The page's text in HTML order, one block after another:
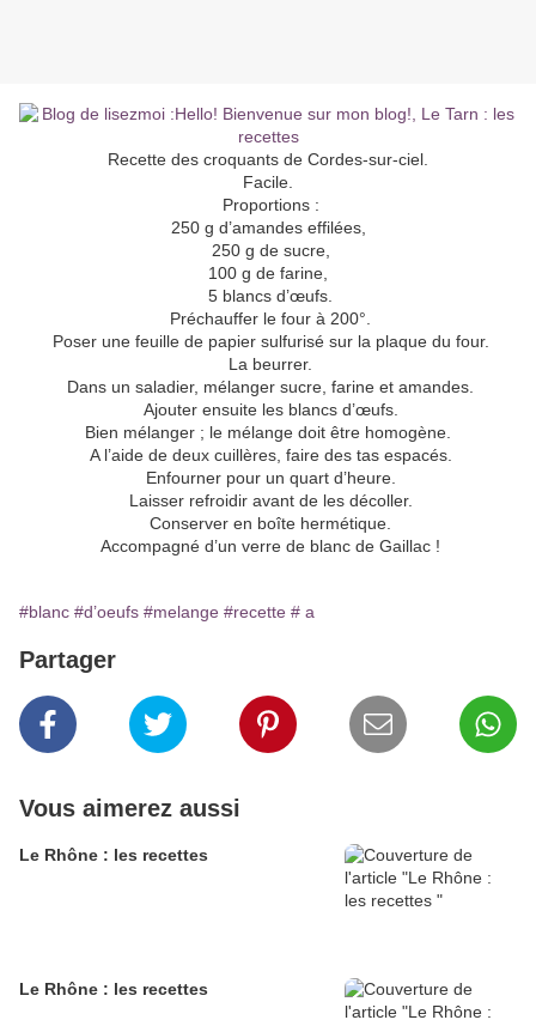
Recette des croquants de Cordes-sur-ciel.
Facile.
Proportions :
250 g d’amandes effilées,
250 g de sucre,
100 g de farine,
5 blancs d’œufs.
Préchauffer le four à 200°.
Poser une feuille de papier sulfurisé sur la plaque du four.
La beurrer.
Dans un saladier, mélanger sucre, farine et amandes.
Ajouter ensuite les blancs d’œufs.
Bien mélanger ; le mélange doit être homogène.
A l’aide de deux cuillères, faire des tas espacés.
Enfourner pour un quart d’heure.
Laisser refroidir avant de les décoller.
Conserver en boîte hermétique.
Accompagné d’un verre de blanc de Gaillac !
#blanc #d’oeufs #melange #recette # a
Partager
Vous aimerez aussi
Le Rhône : les recettes
Le Rhône : les recettes